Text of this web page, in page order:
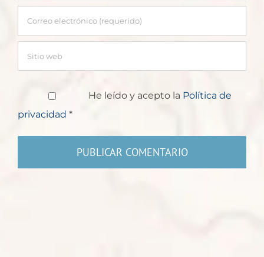
He leído y acepto la Política de
privacidad *